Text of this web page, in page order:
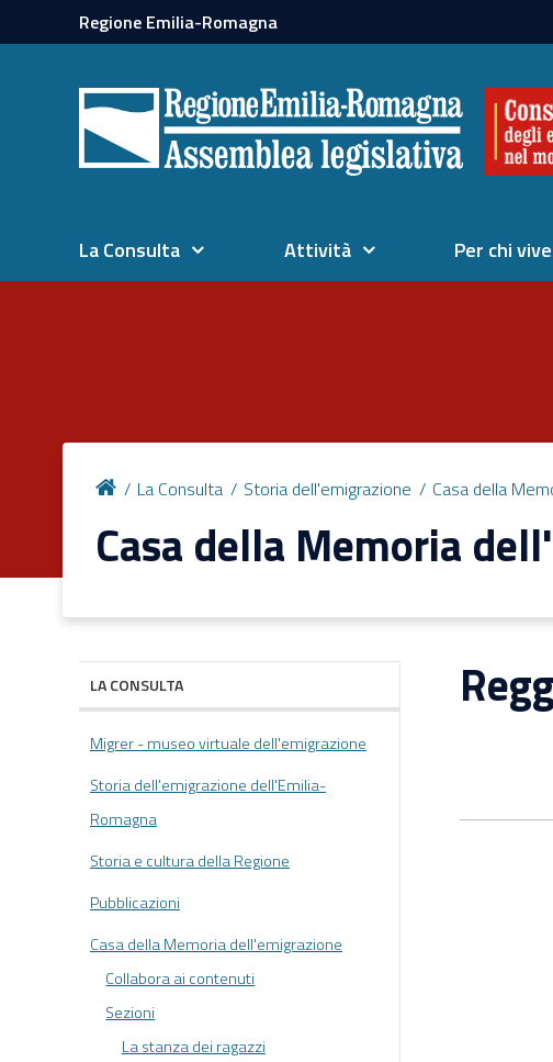
Regione Emilia-Romagna
La Consulta Attività Per chi
La Consulta Storia dell'emigrazione Casa della
Casa della Memoria
LA CONSULTA
Migrer - museo virtuale dell'emigrazione
Storia dell'emigrazione dell'Emilia-
Romagna
Storia e cultura della Regione
Pubblicazioni
Casa della Memoria dell'emigrazione
Collabora ai contenuti
Sezioni
La stanza dei ragazzi